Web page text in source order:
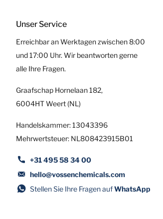
Unser Service
Erreichbar an Werktagen zwischen 8:00
und 17:00 Uhr. Wir beantworten gerne
alle Ihre Fragen.
Graafschap Hornelaan 182,
6004HT Weert (NL)
Handelskammer: 13043396
Mehrwertsteuer: NL808423915B01
+31 495 58 34 00
hello@vossenchemicals.com
Stellen Sie Ihre Fragen aufWhatsApp